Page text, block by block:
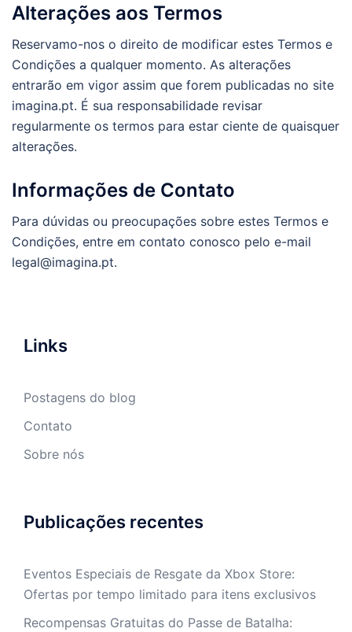
Alterações aos Termos
Reservamo-nos o direito de modificar estes Termos e
Condições a qualquer momento. As alterações
entrarão em vigor assim que forem publicadas no site
imagina.pt. É sua responsabilidade revisar
regularmente os termos para estar ciente de quaisquer
alterações.
Informações de Contato
Para dúvidas ou preocupações sobre estes Termos e
Condições, entre em contato conosco pelo e-mail
legal@imagina.pt.
Links
Postagens do blog
Contato
Sobre nós
Publicações recentes
Eventos Especiais de Resgate da Xbox Store:
Ofertas por tempo limitado para itens exclusivos
Recompensas Gratuitas do Passe de Batalha: